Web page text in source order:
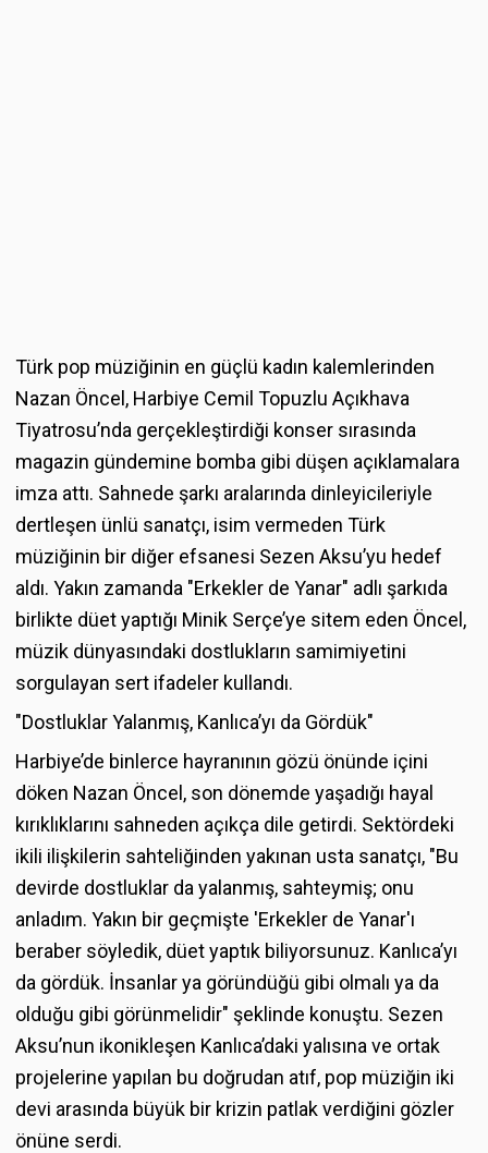
Türk pop müziğinin en güçlü kadın kalemlerinden
Nazan Öncel, Harbiye Cemil Topuzlu Açıkhava
Tiyatrosu’nda gerçekleştirdiği konser sırasında
magazin gündemine bomba gibi düşen açıklamalara
imza attı. Sahnede şarkı aralarında dinleyicileriyle
dertleşen ünlü sanatçı, isim vermeden Türk
müziğinin bir diğer efsanesi Sezen Aksu’yu hedef
aldı. Yakın zamanda "Erkekler de Yanar" adlı şarkıda
birlikte düet yaptığı Minik Serçe’ye sitem eden Öncel,
müzik dünyasındaki dostlukların samimiyetini
sorgulayan sert ifadeler kullandı.
"Dostluklar Yalanmış, Kanlıca’yı da Gördük"
Harbiye’de binlerce hayranının gözü önünde içini
döken Nazan Öncel, son dönemde yaşadığı hayal
kırıklıklarını sahneden açıkça dile getirdi. Sektördeki
ikili ilişkilerin sahteliğinden yakınan usta sanatçı, "Bu
devirde dostluklar da yalanmış, sahteymiş; onu
anladım. Yakın bir geçmişte 'Erkekler de Yanar'ı
beraber söyledik, düet yaptık biliyorsunuz. Kanlıca’yı
da gördük. İnsanlar ya göründüğü gibi olmalı ya da
olduğu gibi görünmelidir" şeklinde konuştu. Sezen
Aksu’nun ikonikleşen Kanlıca’daki yalısına ve ortak
projelerine yapılan bu doğrudan atıf, pop müziğin iki
devi arasında büyük bir krizin patlak verdiğini gözler
önüne serdi.